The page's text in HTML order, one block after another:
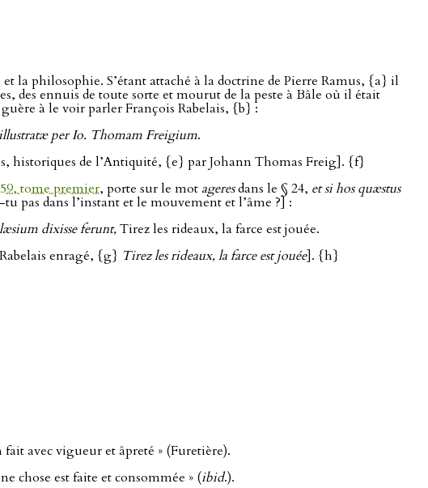
la philosophie. S’étant attaché à la doctrine de Pierre Ramus, {a} il
des ennuis de toute sorte et mourut de la peste à Bâle où il était
à le voir parler François Rabelais, {b} :
per Io. Thomam Freigium.
historiques de l’Antiquité, {e} par Johann Thomas Freig]. {f}
tome premier, porte sur le mot ageresdans le § 24, et si hos quæstus
pas dans l’instant et le mouvement et l’âme ?] :
dixisse ferunt,Tirez les rideaux, la farce est jouée.
enragé, {g} Tirez les rideaux, la farce est jouée]. {h}
fait avec vigueur et âpreté » (Furetière).
chose est faite et consommée » (ibid.).